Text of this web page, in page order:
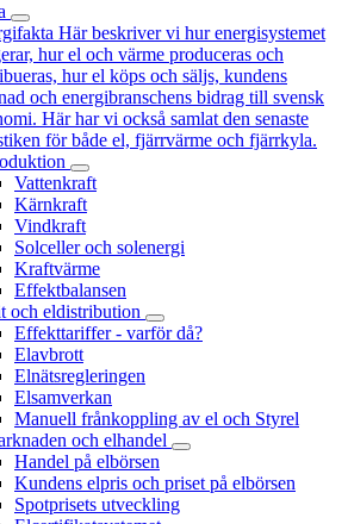
Här beskriver vi hur energisystemet
hur el och värme produceras och
hur el köps och säljs, kundens
och energibranschens bidrag till svensk
Här har vi också samlat den senaste
för både el, fjärrvärme och fjärrkyla.
Vattenkraft
Kärnkraft
Vindkraft
Solceller och solenergi
Kraftvärme
Effektbalansen
och eldistribution
Effekttariffer - varför då?
Elavbrott
Elnätsregleringen
Elsamverkan
Manuell frånkoppling av el och Styrel
och elhandel
Handel på elbörsen
Kundens elpris och priset på elbörsen
Spotprisets utveckling